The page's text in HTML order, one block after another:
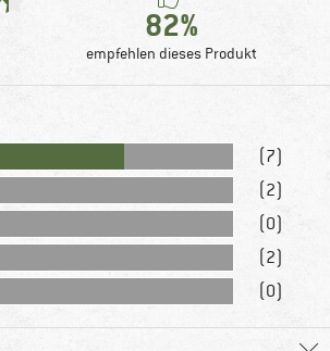
82%
empfehlen dieses Produkt
(7)
(2)
(0)
(2)
(0)